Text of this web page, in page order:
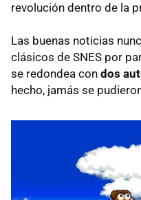
revolución dentro de la
Las buenas noticias
clásicos de SNES por
se redondea con dos
hecho, jamás se